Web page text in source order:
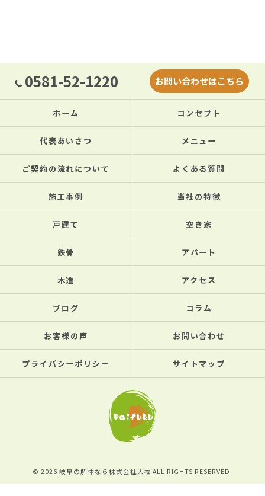
0581-52-1220 お問い合わせはこちら
ホーム コンセプト
代表あいさつ メニュー
ご契約の流れについて よくある質問
施工事例 当社の特徴
戸建て 空き家
鉄骨 アパート
木造 アクセス
ブログ コラム
お客様の声 お問い合わせ
プライバシーポリシー サイトマップ
© 2026 岐阜の解体なら株式会社大福 ALL RIGHTS RESERVED.